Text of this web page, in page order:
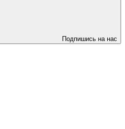
Подпишись на нас